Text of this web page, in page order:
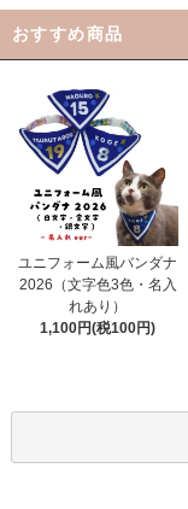
おすすめ商品
ユニフォーム風バンダナ
2026（文字色3色・名入
れあり）
1,100円(税100円)